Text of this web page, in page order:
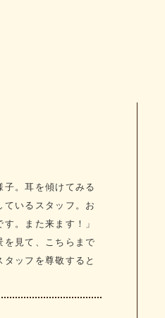
。耳を傾けてみる
ているスタッフ。お
。また来ます！」
を見て、こちらまで
ッフを尊敬すると